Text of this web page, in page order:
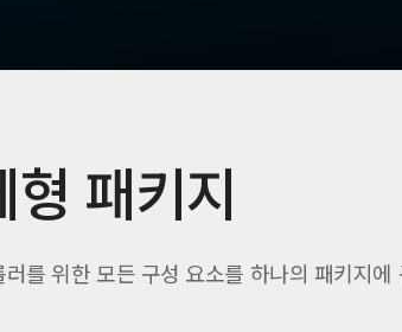
패키지
를 위한 모든 구성 요소를 하나의 패키지에